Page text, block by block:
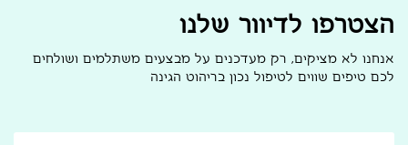
הצטרפו לדיוור שלנו
אנחנו לא מציקים, רק מעדכנים על מבצעים משתלמים ושולחים
לכם טיפים שווים לטיפול נכון בריהוט הגינה